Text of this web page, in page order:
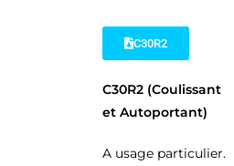
C30R2
C30R2 (Coulissant
et Autoportant)
A usage particulier.